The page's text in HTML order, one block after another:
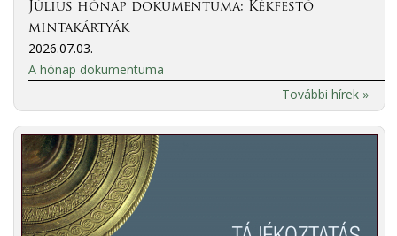
Július hónap dokumentuma: Kékfestő
mintakártyák
2026.07.03.
A hónap dokumentuma
További hírek »